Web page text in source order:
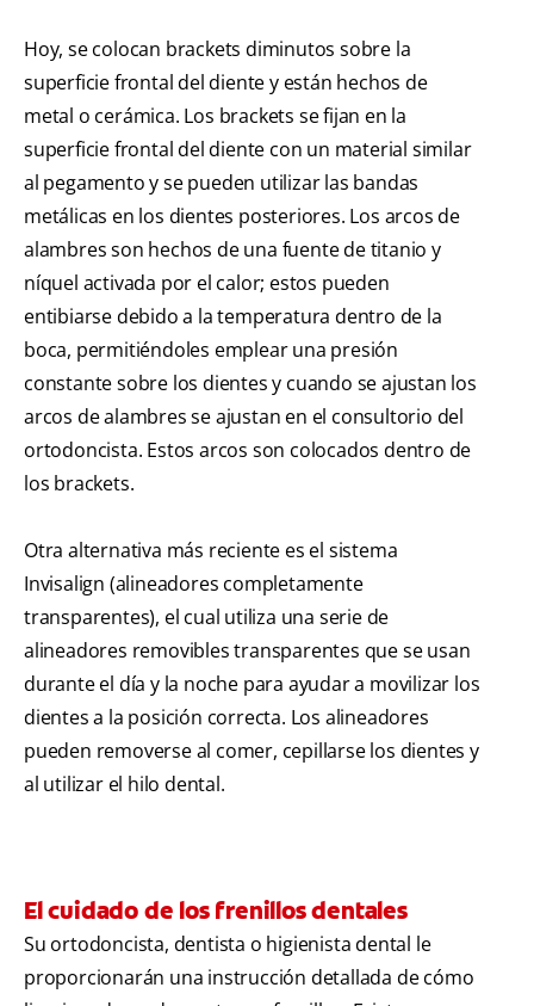
Hoy, se colocan brackets diminutos sobre la
superficie frontal del diente y están hechos de
metal o cerámica. Los brackets se fijan en la
superficie frontal del diente con un material similar
al pegamento y se pueden utilizar las bandas
metálicas en los dientes posteriores. Los arcos de
alambres son hechos de una fuente de titanio y
níquel activada por el calor; estos pueden
entibiarse debido a la temperatura dentro de la
boca, permitiéndoles emplear una presión
constante sobre los dientes y cuando se ajustan los
arcos de alambres se ajustan en el consultorio del
ortodoncista. Estos arcos son colocados dentro de
los brackets.
Otra alternativa más reciente es el sistema
Invisalign (alineadores completamente
transparentes), el cual utiliza una serie de
alineadores removibles transparentes que se usan
durante el día y la noche para ayudar a movilizar los
dientes a la posición correcta. Los alineadores
pueden removerse al comer, cepillarse los dientes y
al utilizar el hilo dental.
El cuidado de los frenillos dentales
Su ortodoncista, dentista o higienista dental le
proporcionarán una instrucción detallada de cómo